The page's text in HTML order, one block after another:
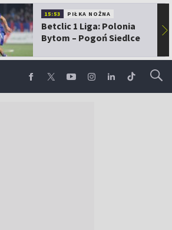
15:53 PIŁKA NOŻNA
Betclic 1 Liga: Polonia
Bytom – Pogoń Siedlce
▶